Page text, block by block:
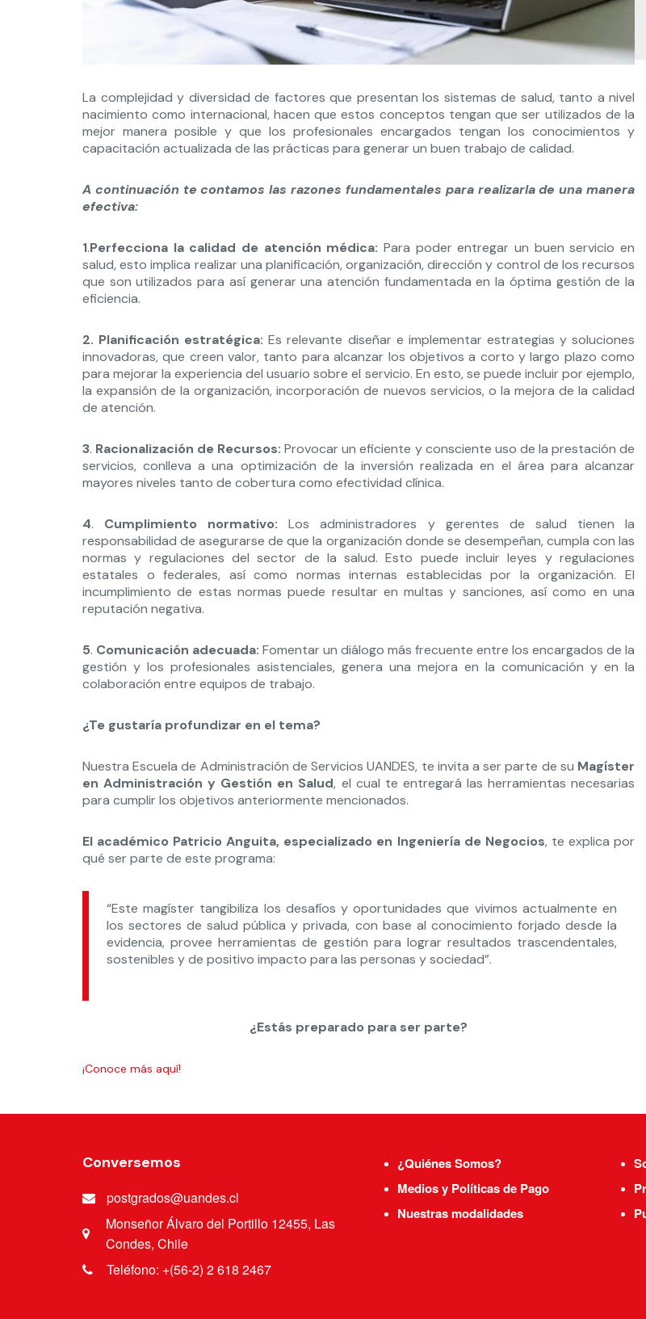
La complejidad y diversidad de factores que presentan los sistemas de salud, tanto a nivel
nacimiento como internacional, hacen que estos conceptos tengan que ser utilizados de la
mejor manera posible y que los profesionales encargados tengan los conocimientos y
capacitación actualizada de las prácticas para generar un buen trabajo de calidad.
A continuación te contamos las razones fundamentales para realizarla de una manera
efectiva:
1.Perfecciona la calidad de atención médica: Para poder entregar un buen servicio en
salud, esto implica realizar una planificación, organización, dirección y control de los recursos
que son utilizados para así generar una atención fundamentada en la óptima gestión de la
eficiencia.
2. Planificación estratégica: Es relevante diseñar e implementar estrategias y soluciones
innovadoras, que creen valor, tanto para alcanzar los objetivos a corto y largo plazo como
para mejorar la experiencia del usuario sobre el servicio. En esto, se puede incluir por ejemplo,
la expansión de la organización, incorporación de nuevos servicios, o la mejora de la calidad
de atención.
3. Racionalización de Recursos: Provocar un eficiente y consciente uso de la prestación de
servicios, conlleva a una optimización de la inversión realizada en el área para alcanzar
mayores niveles tanto de cobertura como efectividad clínica.
4. Cumplimiento normativo: Los administradores y gerentes de salud tienen la
responsabilidad de asegurarse de que la organización donde se desempeñan, cumpla con las
normas y regulaciones del sector de la salud. Esto puede incluir leyes y regulaciones
estatales o federales, así como normas internas establecidas por la organización. El
incumplimiento de estas normas puede resultar en multas y sanciones, así como en una
reputación negativa.
5. Comunicación adecuada: Fomentar un diálogo más frecuente entre los encargados de la
gestión y los profesionales asistenciales, genera una mejora en la comunicación y en la
colaboración entre equipos de trabajo.
¿Te gustaría profundizar en el tema?
Nuestra Escuela de Administración de Servicios UANDES, te invita a ser parte de su Magíster
en Administración y Gestión en Salud, el cual te entregará las herramientas necesarias
para cumplir los objetivos anteriormente mencionados.
El académico Patricio Anguita, especializado en Ingeniería de Negocios, te explica por
qué ser parte de este programa:
“Este magíster tangibiliza los desafíos y oportunidades que vivimos actualmente en
los sectores de salud pública y privada, con base al conocimiento forjado desde la
evidencia, provee herramientas de gestión para lograr resultados trascendentales,
sostenibles y de positivo impacto para las personas y sociedad”.
¿Estás preparado para ser parte?
¡Conoce más aquí!
Conversemos
postgrados@uandes.cl
Monseñor Álvaro del Portillo 12455, Las
Condes, Chile
Teléfono: +(56-2) 2 618 2467
¿Quiénes Somos?
Medios y Políticas de Pago
Nuestras modalidades